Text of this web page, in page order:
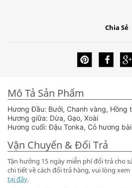
Chia Sẻ
Mô Tả Sản Phẩm
Hương Đầu: Bưởi, Chanh vàng, Hồng
Hương giữa: Dừa, Gạo, Xoài
Hương cuối: Đậu Tonka, Cỏ hương bài
Vận Chuyển & Đổi Trả
Tận hưởng 15 ngày miễn phí đổi trả cho
chi tiết về cách đổi trả hàng, vui lòng
tại đây.